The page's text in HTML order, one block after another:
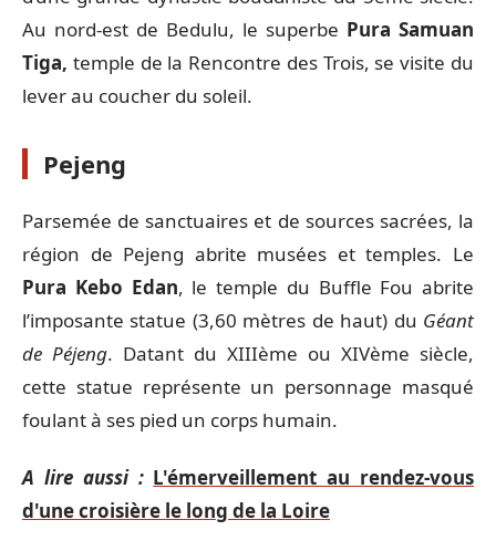
Au nord-est de Bedulu, le superbe Pura Samuan
Tiga, temple de la Rencontre des Trois, se visite du
lever au coucher du soleil.
Pejeng
Parsemée de sanctuaires et de sources sacrées, la
région de Pejeng abrite musées et temples. Le
Pura Kebo Edan, le temple du Buffle Fou abrite
l’imposante statue (3,60 mètres de haut) du Géant
de Péjeng. Datant du XIIIème ou XIVème siècle,
cette statue représente un personnage masqué
foulant à ses pied un corps humain.
A lire aussi : L'émerveillement au rendez-vous
d'une croisière le long de la Loire